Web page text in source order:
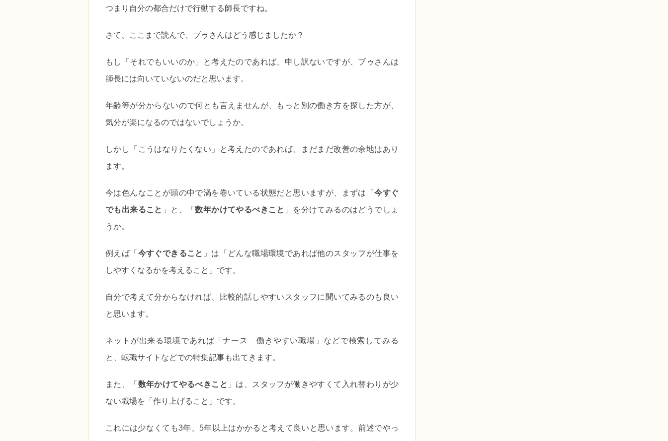
つまり自分の都合だけで行動する師長ですね。
さて、ここまで読んで、ブゥさんはどう感じましたか？
もし「それでもいいのか」と考えたのであれば、申し訳ないですが、ブゥさんは
師長には向いていないのだと思います。
年齢等が分からないので何とも言えませんが、もっと別の働き方を探した方が、
気分が楽になるのではないでしょうか。
しかし「こうはなりたくない」と考えたのであれば、まだまだ改善の余地はあり
ます。
今は色んなことが頭の中で渦を巻いている状態だと思いますが、まずは「今すぐ
でも出来ること 」と、「数年かけてやるべきこと 」を分けてみるのはどうでしょ
うか。
例えば「 今すぐできること 」は「どんな職場環境であれば他のスタッフが仕事を
しやすくなるかを考えること」です。
自分で考えて分からなければ、比較的話しやすいスタッフに聞いてみるのも良い
と思います。
ネットが出来る環境であれば「ナース 働きやすい職場」などで検索してみる
と、転職サイトなどでの特集記事も出てきます。
また、「 数年かけてやるべきこと 」は、スタッフが働きやすくて入れ替わりが少
ない職場を「作り上げること」です。
これには少なくても3年、5年以上はかかると考えて良いと思います。前述でやっ